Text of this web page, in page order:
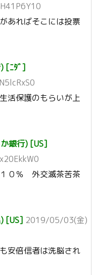
あればそこには投票
[ﾆﾀﾞ]
活保護のもらいが上
銀行) [US]
０％ 外交滅茶苦茶
[US] 2019/05/03(金)
安倍信者は洗脳され